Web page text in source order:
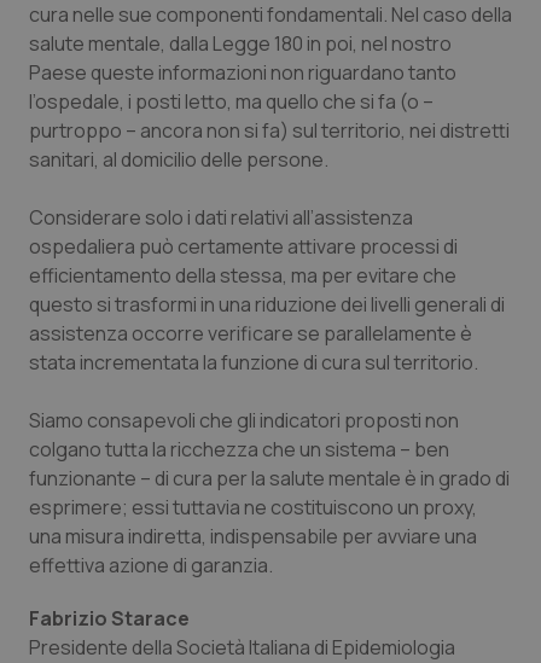
cura nelle sue componenti fondamentali. Nel caso della
salute mentale, dalla Legge 180 in poi, nel nostro
Paese queste informazioni non riguardano tanto
l’ospedale, i posti letto, ma quello che si fa (o –
purtroppo – ancora non si fa) sul territorio, nei distretti
sanitari, al domicilio delle persone.
Considerare solo i dati relativi all’assistenza
ospedaliera può certamente attivare processi di
efficientamento della stessa, ma per evitare che
questo si trasformi in una riduzione dei livelli generali di
assistenza occorre verificare se parallelamente è
stata incrementata la funzione di cura sul territorio.
Siamo consapevoli che gli indicatori proposti non
colgano tutta la ricchezza che un sistema – ben
funzionante – di cura per la salute mentale è in grado di
esprimere; essi tuttavia ne costituiscono un proxy,
una misura indiretta, indispensabile per avviare una
effettiva azione di garanzia.
Fabrizio Starace
Presidente della Società Italiana di Epidemiologia
CookieScriptConsent
CookieScript
tracking-sites-ironfish-
tracking-enable
www.quotidianosanita.it
session-id